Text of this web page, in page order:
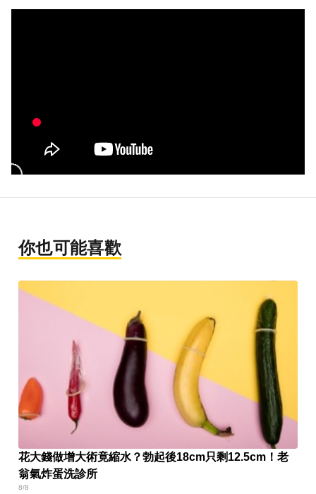
你也可能喜歡
花大錢做增大術竟縮水？勃起後18cm只剩12.5cm！老
翁氣炸蛋洗診所
8/8